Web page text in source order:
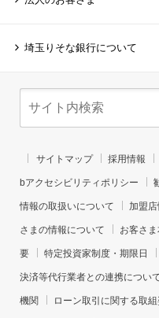
埼玉りそな銀行について
サイトマップ 採用情報
bアクセシビリティポリシー
情報の取扱いについて 加盟
さまの情報について お客さ
要 特定投資家制度・期限日
決済等代行業者との連携につい
機関 ローン取引に関する取